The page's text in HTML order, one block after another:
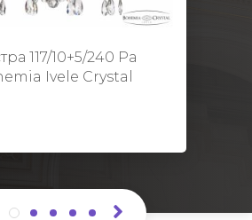
117/10+5/240 Pa
Ivele Crystal
Диаметр: 70 см